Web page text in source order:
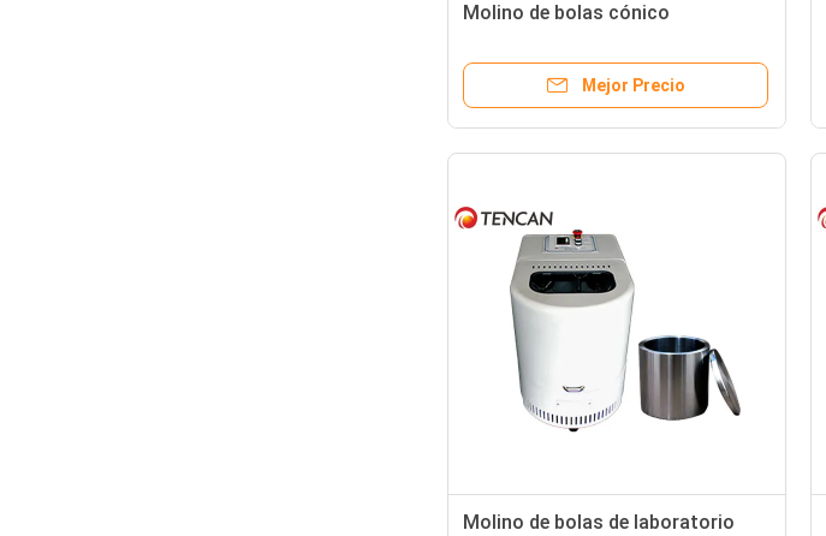
Molino de bolas cónico
Voltado y 0,75KW de potencia
Mejor Precio
Molino de bolas de laboratorio